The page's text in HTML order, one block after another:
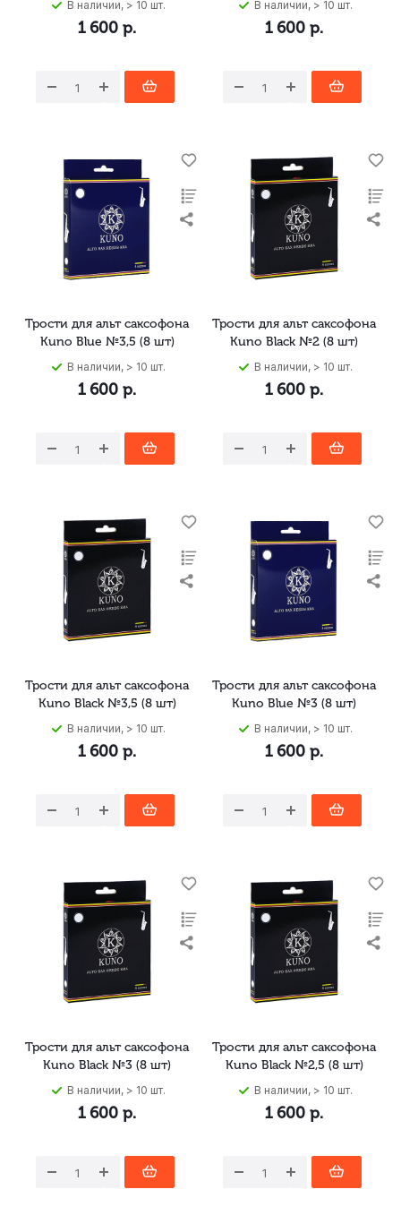
В наличии, > 10 шт.
1 600 р.
В наличии, > 10 шт.
1 600 р.
Трости для альт саксофона
Kuno Blue №3,5 (8 шт)
В наличии, > 10 шт.
1 600 р.
Трости для альт саксофона
Kuno Black №2 (8 шт)
В наличии, > 10 шт.
1 600 р.
Трости для альт саксофона
Kuno Black №3,5 (8 шт)
В наличии, > 10 шт.
1 600 р.
Трости для альт саксофона
Kuno Blue №3 (8 шт)
В наличии, > 10 шт.
1 600 р.
Трости для альт саксофона
Kuno Black №3 (8 шт)
В наличии, > 10 шт.
1 600 р.
Трости для альт саксофона
Kuno Black №2,5 (8 шт)
В наличии, > 10 шт.
1 600 р.